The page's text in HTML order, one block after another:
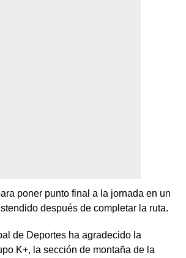
poner punto final a la jornada en un
después de completar la ruta.
de Deportes ha agradecido la
K+, la sección de montaña de la